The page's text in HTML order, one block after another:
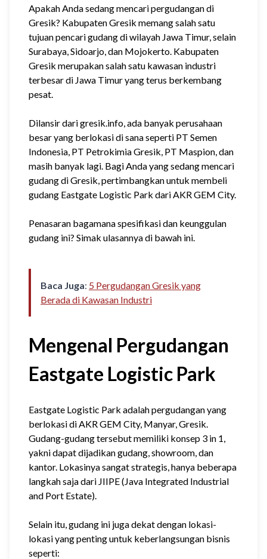
Apakah Anda sedang mencari pergudangan di
Gresik? Kabupaten Gresik memang salah satu
tujuan pencari gudang di wilayah Jawa Timur, selain
Surabaya, Sidoarjo, dan Mojokerto. Kabupaten
Gresik merupakan salah satu kawasan industri
terbesar di Jawa Timur yang terus berkembang
pesat.
Dilansir dari gresik.info, ada banyak perusahaan
besar yang berlokasi di sana seperti PT Semen
Indonesia, PT Petrokimia Gresik, PT Maspion, dan
masih banyak lagi. Bagi Anda yang sedang mencari
gudang di Gresik, pertimbangkan untuk membeli
gudang Eastgate Logistic Park dari AKR GEM City.
Penasaran bagamana spesifikasi dan keunggulan
gudang ini? Simak ulasannya di bawah ini.
Baca Juga: 5 Pergudangan Gresik yang
Berada di Kawasan Industri
Mengenal Pergudangan
Eastgate Logistic Park
Eastgate Logistic Park adalah pergudangan yang
berlokasi di AKR GEM City, Manyar, Gresik.
Gudang-gudang tersebut memiliki konsep 3 in 1,
yakni dapat dijadikan gudang, showroom, dan
kantor. Lokasinya sangat strategis, hanya beberapa
langkah saja dari JIIPE (Java Integrated Industrial
and Port Estate).
Selain itu, gudang ini juga dekat dengan lokasi-
lokasi yang penting untuk keberlangsungan bisnis
seperti: